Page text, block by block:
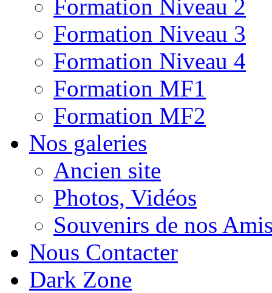
Formation Niveau 2
Formation Niveau 3
Formation Niveau 4
Formation MF1
Formation MF2
Nos galeries
Ancien site
Photos, Vidéos
Souvenirs de nos
Nous Contacter
Dark Zone